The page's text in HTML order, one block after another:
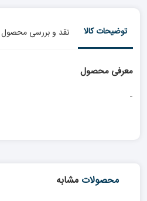
توضیحات کالا نقد و بررسی محصول
معرفی محصول
-
محصولات مشابه